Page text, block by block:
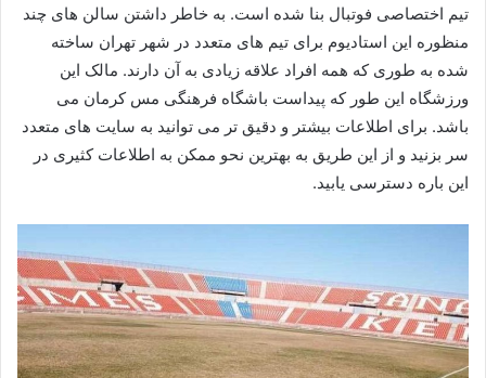
تیم اختصاصی فوتبال بنا شده است. به خاطر داشتن سالن های چند
منظوره این استادیوم برای تیم های متعدد در شهر تهران ساخته
شده به طوری که همه افراد علاقه زیادی به آن دارند. مالک این
ورزشگاه این طور که پیداست باشگاه فرهنگی مس کرمان می
باشد. برای اطلاعات بیشتر و دقیق تر می توانید به سایت های متعدد
سر بزنید و از این طریق به بهترین نحو ممکن به اطلاعات کثیری در
این باره دسترسی یابید.